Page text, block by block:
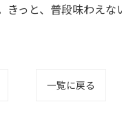
きっと、普段味わえな
一覧に戻る